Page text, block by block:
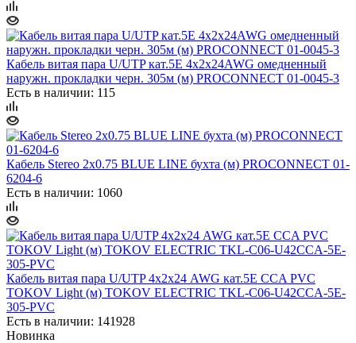
Кабель витая пара U/UTP кат.5E 4х2х24AWG омедненный
наружн. прокладки черн. 305м (м) PROCONNECT 01-0045-3
Есть в наличии: 115
Кабель Stereo 2х0.75 BLUE LINE бухта (м) PROCONNECT 01-
6204-6
Есть в наличии: 1060
Кабель витая пара U/UTP 4х2х24 AWG кат.5E ССA PVC
TOKOV Light (м) TOKOV ELECTRIC TKL-C06-U42CCA-5E-
305-PVC
Есть в наличии: 141928
Новинка